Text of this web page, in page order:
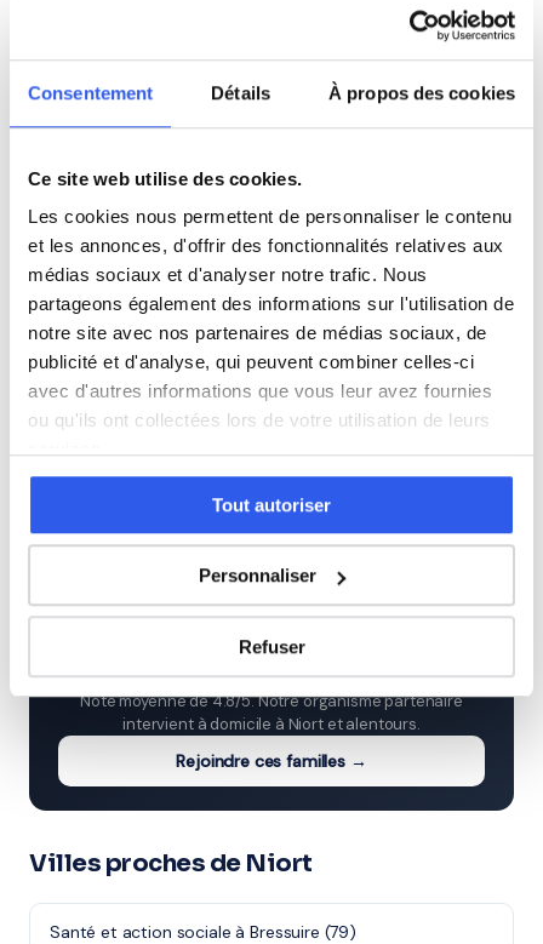
Consentement Détails À propos des cookies
Ce site web utilise des cookies.
Les cookies nous permettent de personnaliser le contenu
et les annonces, d'offrir des fonctionnalités relatives aux
médias sociaux et d'analyser notre trafic. Nous
partageons également des informations sur l'utilisation de
notre site avec nos partenaires de médias sociaux, de
publicité et d'analyse, qui peuvent combiner celles-ci
avec d'autres informations que vous leur avez fournies
ou qu'ils ont collectées lors de votre utilisation de leurs
Tout autoriser
Personnaliser
Refuser
2 450 profs
Ressources
1 120 profs
Sc.
sanitaires
870 profs
Autre 5 600 profs
Tous les niveaux en Santé et action
sociale à Niort
Première (Lycée)
Études supérieures (Supérieur & Adultes)
⭐
136+ familles accompagnées à Niort
Note moyenne de 4.8/5. Notre organisme partenaire
intervient à domicile à Niort et alentours.
Rejoindre ces familles →
Villes proches de Niort
Santé et action sociale à Bressuire (79)